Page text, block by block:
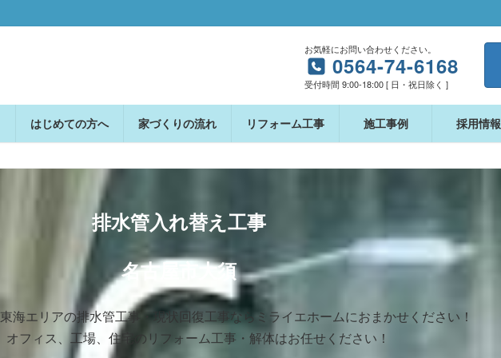
お気軽にお問い合わせください。
0564-74-6168
受付時間 9:00-18:00 [ 日・祝日除く ]
はじめての方へ 家づくりの流れ リフォーム工事 施工事例 採用情報
排水管入れ替え工事
名古屋市大須
海エリアの排水管工事・現状回復工事ならミライエホームにおまかせください！
オフィス、⼯場、住宅のリフォーム工事・解体はお任せください！